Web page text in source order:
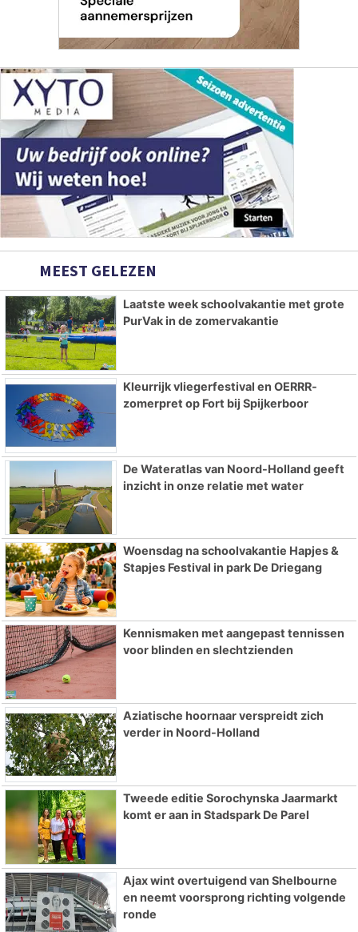
MEEST GELEZEN
Laatste week schoolvakantie met grote
PurVak in de zomervakantie
Kleurrijk vliegerfestival en OERRR-
zomerpret op Fort bij Spijkerboor
De Wateratlas van Noord-Holland geeft
inzicht in onze relatie met water
Woensdag na schoolvakantie Hapjes &
Stapjes Festival in park De Driegang
Kennismaken met aangepast tennissen
voor blinden en slechtzienden
Aziatische hoornaar verspreidt zich
verder in Noord-Holland
Tweede editie Sorochynska Jaarmarkt
komt er aan in Stadspark De Parel
Ajax wint overtuigend van Shelbourne
en neemt voorsprong richting volgende
ronde